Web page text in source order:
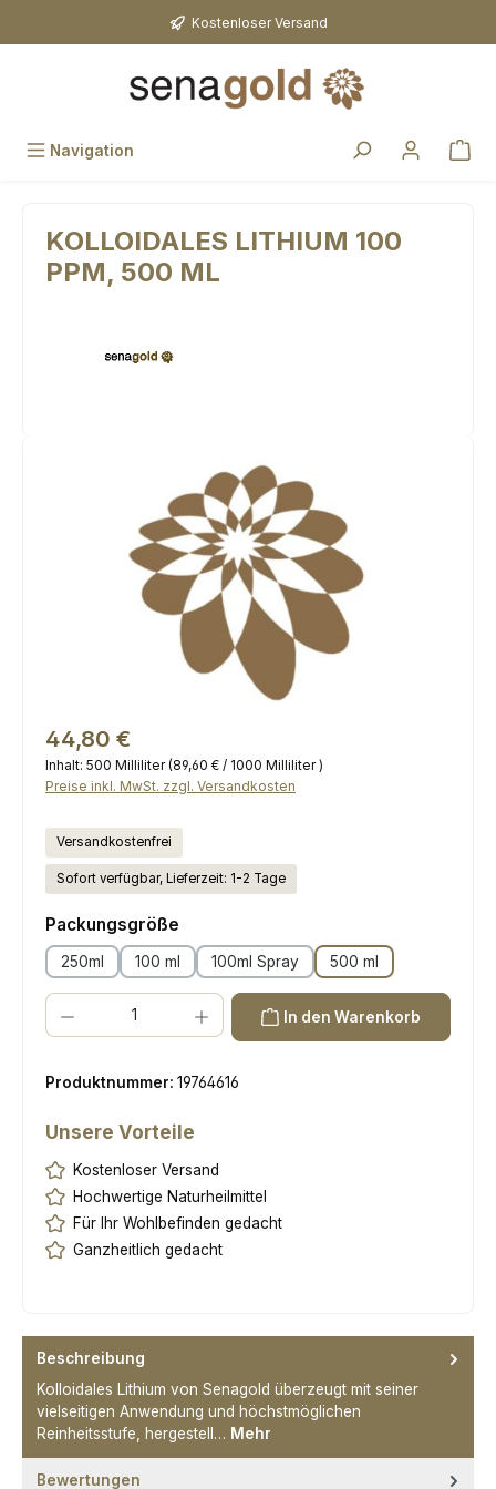
Zum Hauptinhalt springenKostenloser Versand
Navigation
KOLLOIDALES LITHIUM 100
PPM, 500 ML
Bildergalerie überspringen
Regulärer Preis:
44,80 €
Inhalt: 500 Milliliter(89,60 € / 1000 Milliliter )
Preise inkl. MwSt. zzgl. Versandkosten
Versandkostenfrei
Sofort verfügbar, Lieferzeit: 1-2 Tage
Packungsgröße
250ml 100 ml 100ml Spray 500 ml
Produkt Anzahl: Gib den gewünschten Wert ein oder benutze die
In den Warenkorb
Produktnummer: 19764616
Unsere Vorteile
Kostenloser Versand
Hochwertige Naturheilmittel
Für Ihr Wohlbefinden gedacht
Ganzheitlich gedacht
Beschreibung
Kolloidales Lithium von Senagold überzeugt mit seiner
vielseitigen Anwendung und höchstmöglichen
Reinheitsstufe, hergestell… Mehr
Bewertungen